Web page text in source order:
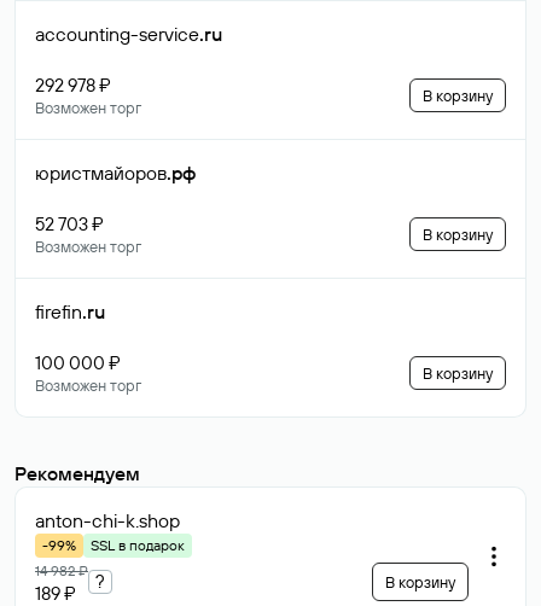
accounting-service.ru
292 978 ₽
Возможен торг
В корзину
юристмайоров.рф
52 703 ₽
Возможен торг
В корзину
firefin.ru
100 000 ₽
Возможен торг
В корзину
Рекомендуем
anton-chi-k.shop
-99%
SSL в подарок
14 982 ₽
189 ₽
? В корзину